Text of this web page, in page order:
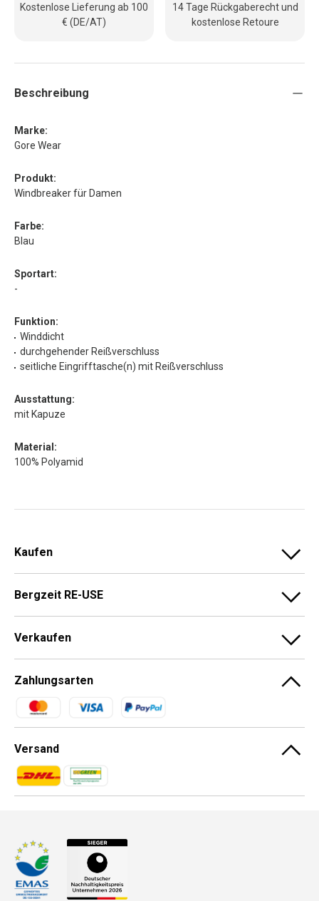
Kostenlose Lieferung ab 100
€ (DE/AT)
14 Tage Rückgaberecht und
kostenlose Retoure
Beschreibung
Marke:
Gore Wear
Produkt:
Windbreaker für Damen
Farbe:
Blau
Sportart:
-
Funktion:
Winddicht
durchgehender Reißverschluss
seitliche Eingrifftasche(n) mit Reißverschluss
Ausstattung:
mit Kapuze
Material:
100% Polyamid
Kaufen
Bergzeit RE-USE
Verkaufen
Zahlungsarten
Zahlungsmethoden
Versand
Zahlungsmethoden
Zahlungsmethoden